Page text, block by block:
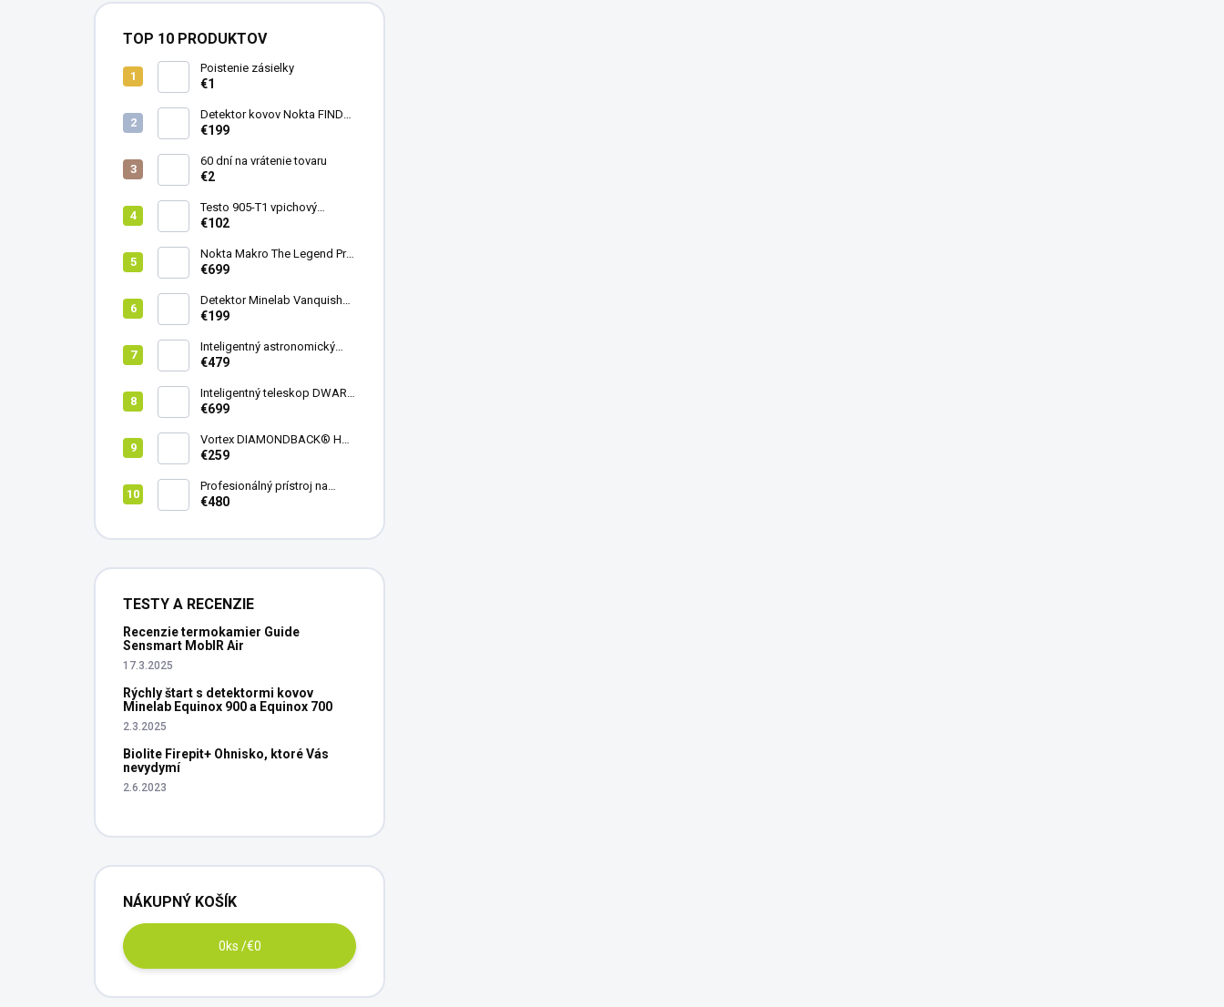
TOP 10 PRODUKTOV
Poistenie zásielky
€1
Detektor kovov Nokta FINDX
Pro
€199
60 dní na vrátenie tovaru
€2
Testo 905-T1 vpichový
teplomer
€102
Nokta Makro The Legend Pro
Pack - model 2024
€699
Detektor Minelab Vanquish
340
€199
Inteligentný astronomický
teleskop DwarfLab Dwarf
€479
Inteligentný teleskop DWARF
III + originálny statív DWARF 3
€699
Vortex DIAMONDBACK® HD
8X42
€259
Profesionálný prístroj na
vedenie vŕtania Laserliner
€480
TESTY A RECENZIE
Recenzie termokamier Guide
Sensmart MobIR Air
17.3.2025
Rýchly štart s detektormi kovov
Minelab Equinox 900 a Equinox 700
2.3.2025
Biolite Firepit+ Ohnisko, ktoré Vás
nevydymí
2.6.2023
NÁKUPNÝ KOŠÍK
0ks /€0